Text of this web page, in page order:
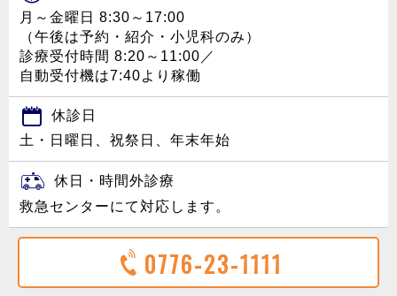
月～金曜日 8:30～17:00
（午後は予約・紹介・小児科のみ）
診療受付時間 8:20～11:00／
自動受付機は7:40より稼働
休診日
土・日曜日、祝祭日、年末年始
休日・時間外診療
救急センターにて対応します。
0776-23-1111